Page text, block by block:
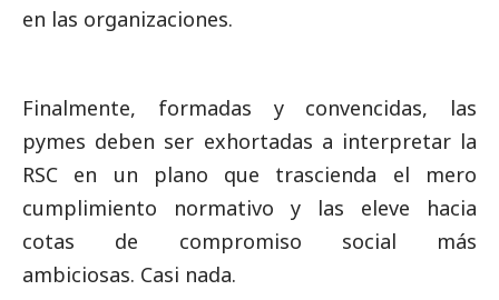
en las organizaciones.
Finalmente, formadas y convencidas, las
pymes deben ser exhortadas a interpretar la
RSC en un plano que trascienda el mero
cumplimiento normativo y las eleve hacia
cotas de compromiso social más
ambiciosas. Casi nada.